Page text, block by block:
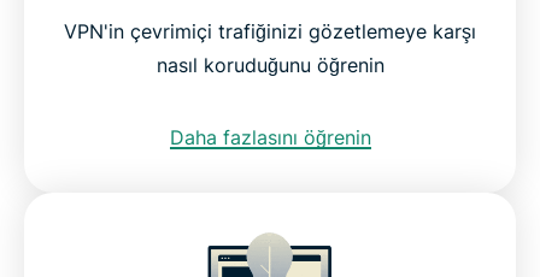
VPN'in çevrimiçi trafiğinizi gözetlemeye karşı
nasıl koruduğunu öğrenin
Daha fazlasını öğrenin